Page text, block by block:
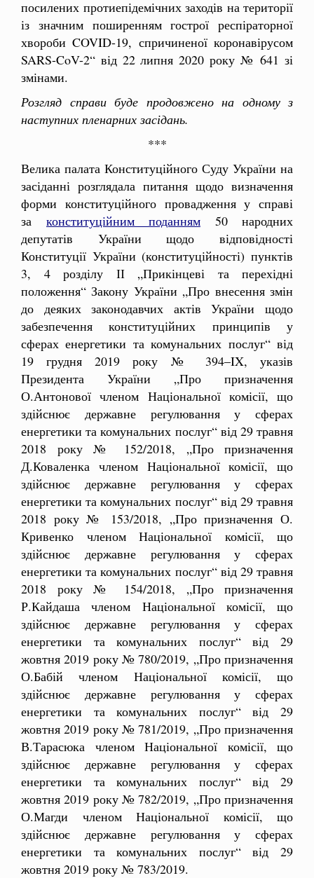
посилених протиепідемічних заходів на території
із значним поширенням гострої респіраторної
хвороби COVID-19, спричиненої коронавірусом
SARS-CoV-2“ від 22 липня 2020 року № 641 зі
змінами.
Розгляд справи буде продовжено на одному з
наступних пленарних засідань.
***
Велика палата Конституційного Суду України на
засіданні розглядала питання щодо визначення
форми конституційного провадження у справі
за конституційним поданням 50 народних
депутатів України щодо відповідності
Конституції України (конституційності) пунктів
3, 4 розділу ІІ „Прикінцеві та перехідні
положення“ Закону України „Про внесення змін
до деяких законодавчих актів України щодо
забезпечення конституційних принципів у
сферах енергетики та комунальних послуг“ від
19 грудня 2019 року № 394–IX, указів
Президента України „Про призначення
О.Антонової членом Національної комісії, що
здійснює державне регулювання у сферах
енергетики та комунальних послуг“ від 29 травня
2018 року № 152/2018, „Про призначення
Д.Коваленка членом Національної комісії, що
здійснює державне регулювання у сферах
енергетики та комунальних послуг“ від 29 травня
2018 року № 153/2018, „Про призначення О.
Кривенко членом Національної комісії, що
здійснює державне регулювання у сферах
енергетики та комунальних послуг“ від 29 травня
2018 року № 154/2018, „Про призначення
Р.Кайдаша членом Національної комісії, що
здійснює державне регулювання у сферах
енергетики та комунальних послуг“ від 29
жовтня 2019 року № 780/2019, „Про призначення
О.Бабій членом Національної комісії, що
здійснює державне регулювання у сферах
енергетики та комунальних послуг“ від 29
жовтня 2019 року № 781/2019, „Про призначення
В.Тарасюка членом Національної комісії, що
здійснює державне регулювання у сферах
енергетики та комунальних послуг“ від 29
жовтня 2019 року № 782/2019, „Про призначення
О.Магди членом Національної комісії, що
здійснює державне регулювання у сферах
енергетики та комунальних послуг“ від 29
жовтня 2019 року № 783/2019.